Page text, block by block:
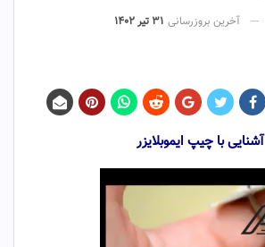
آخرین بروزرسانی ۳۱ تیر ۱۴۰۲
آشنایی با چیپ ایموبلایزر